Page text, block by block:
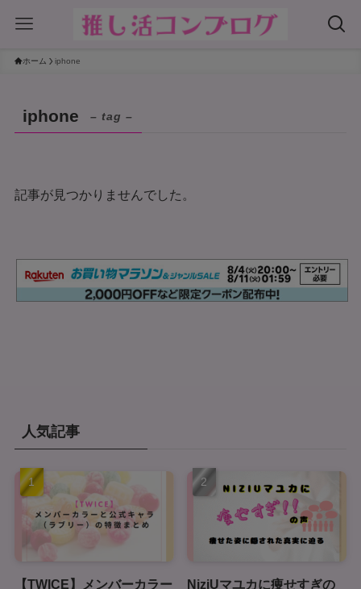
ホーム iphone
iphone – tag –
記事が見つかりませんでした。
人気記事
【TWICE】メンバーカラー
NiziUマユカに痩せすぎの